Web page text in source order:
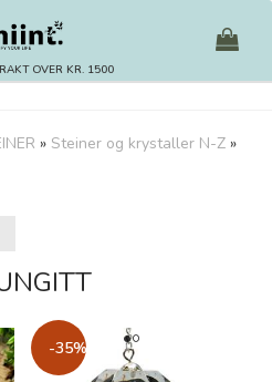
OVER KR. 1500
» Steiner og krystaller N-Z »
-35%